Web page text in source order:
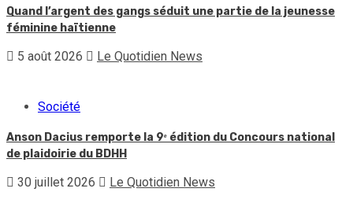
Quand l’argent des gangs séduit une partie de la jeunesse
féminine haïtienne
5 août 2026 Le Quotidien News
Société
Anson Dacius remporte la 9ᵉ édition du Concours national
de plaidoirie du BDHH
30 juillet 2026 Le Quotidien News